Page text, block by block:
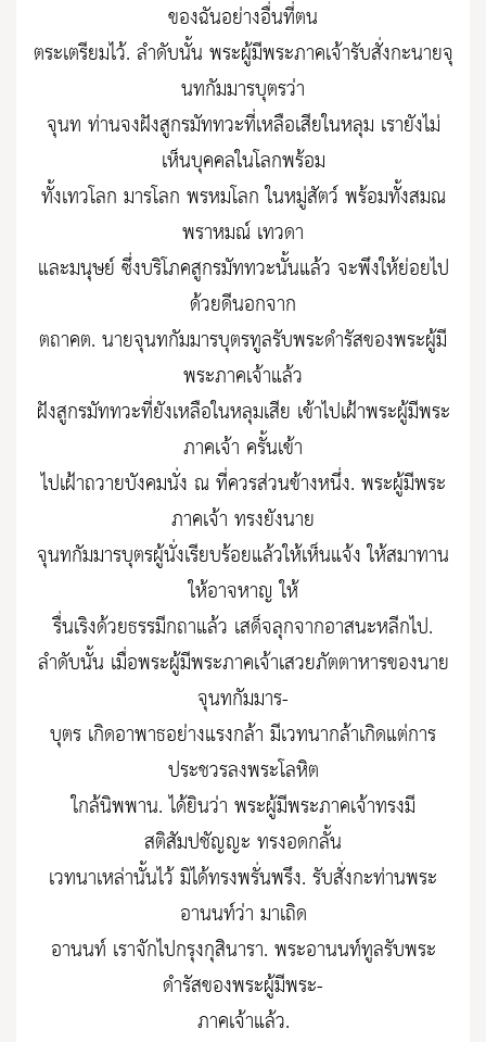
ของฉันอย่างอื่นที่ตน
ตระเตรียมไว้. ลำดับนั้น พระผู้มีพระภาคเจ้ารับสั่งกะนายจุ
นทกัมมารบุตรว่า
จุนท ท่านจงฝังสูกรมัททวะที่เหลือเสียในหลุม เรายังไม่
เห็นบุคคลในโลกพร้อม
ทั้งเทวโลก มารโลก พรหมโลก ในหมู่สัตว์ พร้อมทั้งสมณ
พราหมณ์ เทวดา
และมนุษย์ ซึ่งบริโภคสูกรมัททวะนั้นแล้ว จะพึงให้ย่อยไป
ด้วยดีนอกจาก
ตถาคต. นายจุนทกัมมารบุตรทูลรับพระดำรัสของพระผู้มี
พระภาคเจ้าแล้ว
ฝังสูกรมัททวะที่ยังเหลือในหลุมเสีย เข้าไปเฝ้าพระผู้มีพระ
ภาคเจ้า ครั้นเข้า
ไปเฝ้าถวายบังคมนั่ง ณ ที่ควรส่วนข้างหนึ่ง. พระผู้มีพระ
ภาคเจ้า ทรงยังนาย
จุนทกัมมารบุตรผู้นั่งเรียบร้อยแล้วให้เห็นแจ้ง ให้สมาทาน
ให้อาจหาญ ให้
รื่นเริงด้วยธรรมีกถาแล้ว เสด็จลุกจากอาสนะหลีกไป.
ลำดับนั้น เมื่อพระผู้มีพระภาคเจ้าเสวยภัตตาหารของนาย
จุนทกัมมาร-
บุตร เกิดอาพาธอย่างแรงกล้า มีเวทนากล้าเกิดแต่การ
ประชวรลงพระโลหิต
ใกล้นิพพาน. ได้ยินว่า พระผู้มีพระภาคเจ้าทรงมี
สติสัมปชัญญะ ทรงอดกลั้น
เวทนาเหล่านั้นไว้ มิได้ทรงพรั่นพรึง. รับสั่งกะท่านพระ
อานนท์ว่า มาเถิด
อานนท์ เราจักไปกรุงกุสินารา. พระอานนท์ทูลรับพระ
ดำรัสของพระผู้มีพระ-
ภาคเจ้าแล้ว.